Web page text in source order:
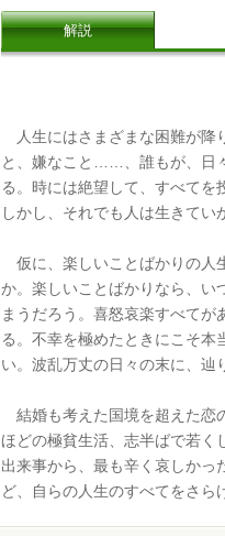
解説
人生にはさまざまな困難が降
と、嫌なこと……、誰もが、日
る。時には絶望して、すべてを
しかし、それでも人は生きてい
仮に、楽しいことばかりの人
か。楽しいことばかりなら、い
まうだろう。喜怒哀楽すべて
る。不幸を極めたときにこそ本
い。波乱万丈の日々の末に、辿
結婚も考えた国境を超えた恋
ほどの極貧生活、志半ばで若
出来事から、最も辛く哀しかっ
ど、自らの人生のすべてをさら